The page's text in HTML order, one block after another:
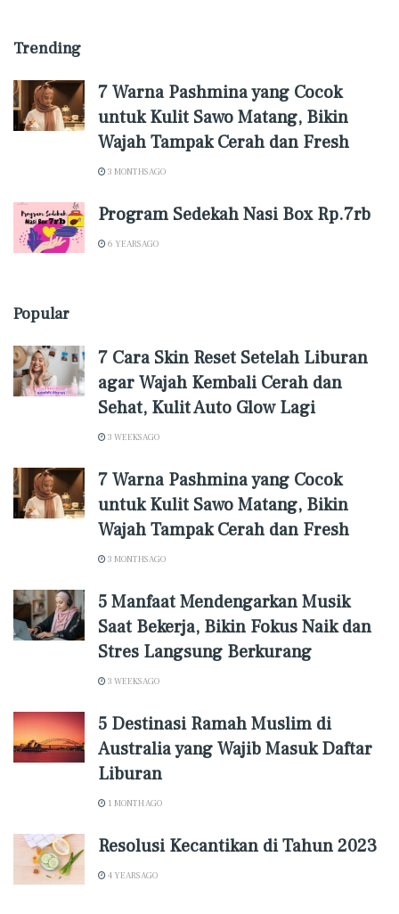
Trending
7 Warna Pashmina yang Cocok
untuk Kulit Sawo Matang, Bikin
Wajah Tampak Cerah dan Fresh
3 MONTHS AGO
Program Sedekah Nasi Box Rp.7rb
6 YEARS AGO
Popular
7 Cara Skin Reset Setelah Liburan
agar Wajah Kembali Cerah dan
Sehat, Kulit Auto Glow Lagi
3 WEEKS AGO
7 Warna Pashmina yang Cocok
untuk Kulit Sawo Matang, Bikin
Wajah Tampak Cerah dan Fresh
3 MONTHS AGO
5 Manfaat Mendengarkan Musik
Saat Bekerja, Bikin Fokus Naik dan
Stres Langsung Berkurang
3 WEEKS AGO
5 Destinasi Ramah Muslim di
Australia yang Wajib Masuk Daftar
Liburan
1 MONTH AGO
Resolusi Kecantikan di Tahun 2023
4 YEARS AGO